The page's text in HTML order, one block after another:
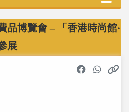
品博覽會 – 「香港時尚館‧
展